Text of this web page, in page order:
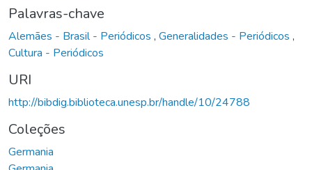
Palavras-chave
Alemães - Brasil - Periódicos , Generalidades - Periódicos ,
Cultura - Periódicos
URI
http://bibdig.biblioteca.unesp.br/handle/10/24788
Coleções
Germania